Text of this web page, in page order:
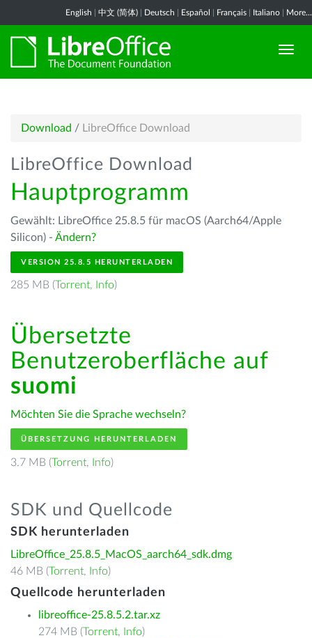
English 中文 (简体) Deutsch Español Français Italiano More...
Download / LibreOffice Download
LibreOffice Download
Hauptprogramm
Gewählt: LibreOffice 25.8.5 für macOS (Aarch64/Apple
Silicon) - Ändern?
VERSION 25.8.5 HERUNTERLADEN
285 MB (Torrent, Info)
Übersetzte
Benutzeroberfläche auf
suomi
Möchten Sie die Sprache wechseln?
ÜBERSETZUNG HERUNTERLADEN
3.7 MB (Torrent, Info)
SDK und Quellcode
SDK herunterladen
LibreOffice_25.8.5_MacOS_aarch64_sdk.dmg
46 MB (Torrent, Info)
Quellcode herunterladen
libreoffice-25.8.5.2.tar.xz
274 MB (Torrent, Info)